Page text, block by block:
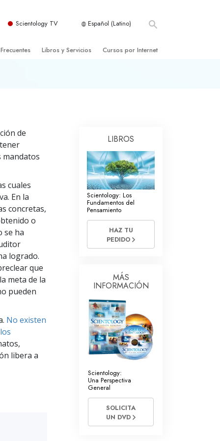
Scientology TV Español (Latino)
de Scientology
Libros y Servicios
Introductorias
Introductorias
Iniciales
Cursos por Internet
Soluciones para un Entorno Peligroso
Ayudas para Enfermedades y Lesiones
La Integridad y la Honestidad
La Escala Tonal Emocional
Respuestas a las Drogas
Herramientas para el Entorno Laboral
La Causa de la Supresión
Los Fundamentos de la Organización
Los Fundamentos de las Relaciones
Objetivos y Metas
La Tecnología de Estudio
de
mandatos
cuales
En la
concretas,
o
se ha
logrado.
que
meta de la
pueden
No existen
libera a
LIBROS
Scientology: Los
Fundamentos del
Pensamiento
HAZ TU
PEDIDO
MÁS
INFORMACIÓN
Scientology:
Una Perspectiva
General
SOLICITA
UN DVD